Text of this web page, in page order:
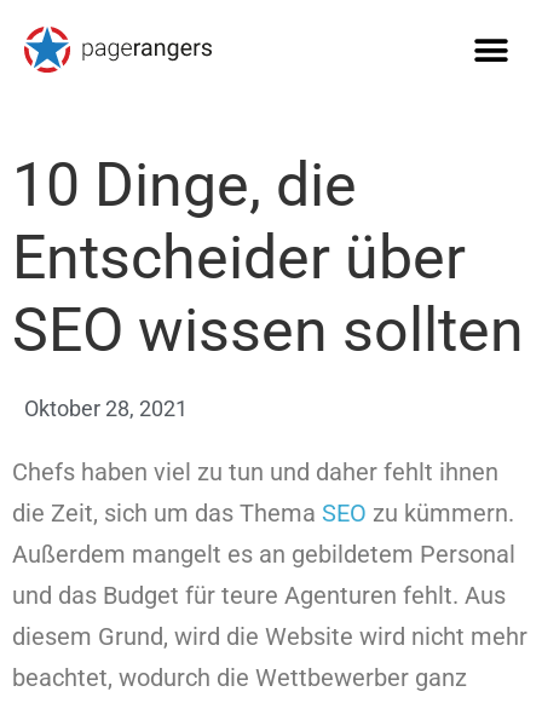
10 Dinge, die
Entscheider über
SEO wissen sollten
Oktober 28, 2021
Chefs haben viel zu tun und daher fehlt ihnen
die Zeit, sich um das Thema SEO zu kümmern.
Außerdem mangelt es an gebildetem Personal
und das Budget für teure Agenturen fehlt. Aus
diesem Grund, wird die Website wird nicht mehr
beachtet, wodurch die Wettbewerber ganz